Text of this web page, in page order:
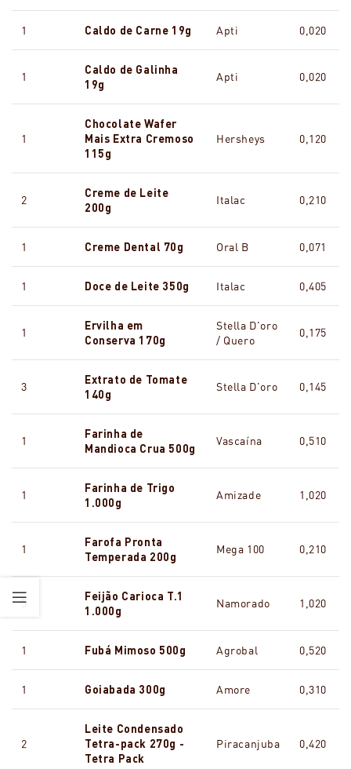
1 Caldo de Carne 19g Apti 0,020
1
Caldo de Galinha
19g
Apti 0,020
1
Chocolate Wafer
Mais Extra Cremoso
115g
Hersheys 0,120
2
Creme de Leite
200g
Italac 0,210
1 Creme Dental 70g Oral B 0,071
1 Doce de Leite 350g Italac 0,405
1
Ervilha em
Conserva 170g
Stella D'oro
/ Quero
0,175
3
Extrato de Tomate
140g
Stella D'oro 0,145
1
Farinha de
Mandioca Crua 500g
Vascaína 0,510
1
Farinha de Trigo
1.000g
Amizade 1,020
1
Farofa Pronta
Temperada 200g
Mega 100 0,210
5
Feijão Carioca T.1
1.000g
Namorado 1,020
1 Fubá Mimoso 500g Agrobal 0,520
1 Goiabada 300g Amore 0,310
2
Leite Condensado
Tetra-pack 270g -
Tetra Pack
Piracanjuba 0,420